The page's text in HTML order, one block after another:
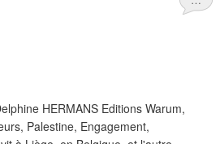
HERMANS Editions Warum,
Palestine, Engagement,